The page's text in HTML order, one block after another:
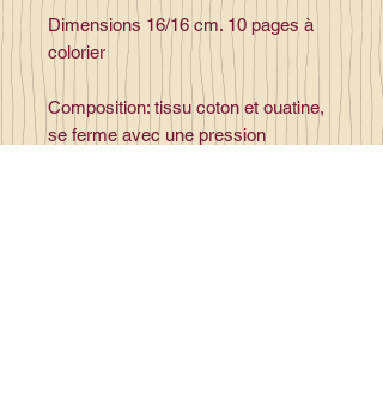
Dimensions 16/16 cm. 10 pages à
colorier
Composition: tissu coton et ouatine,
se ferme avec une pression